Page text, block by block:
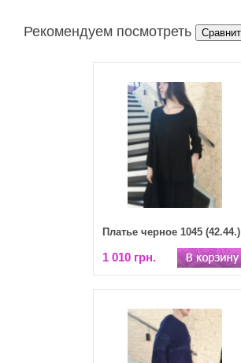
Рекомендуем посмотреть
Платье черное 1045 (42.44.)
1 010 грн.